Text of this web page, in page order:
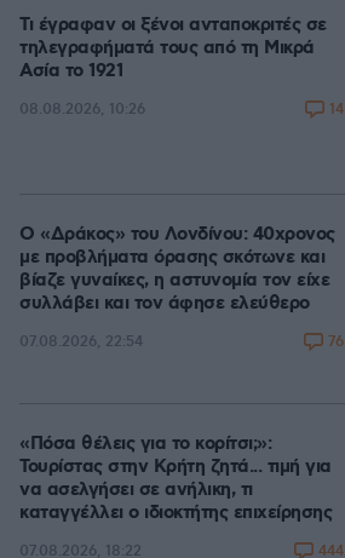
Τι έγραφαν οι ξένοι ανταποκριτές σε
τηλεγραφήματά τους από τη Μικρά
Ασία το 1921
08.08.2026, 10:26 14
Ο «Δράκος» του Λονδίνου: 40χρονος
με προβλήματα όρασης σκότωνε και
βίαζε γυναίκες, η αστυνομία τον είχε
συλλάβει και τον άφησε ελεύθερο
07.08.2026, 22:54 76
«Πόσα θέλεις για το κορίτσι;»:
Τουρίστας στην Κρήτη ζητά... τιμή για
να ασελγήσει σε ανήλικη, τι
καταγγέλλει ο ιδιοκτήτης επιχείρησης
07.08.2026, 18:22 444